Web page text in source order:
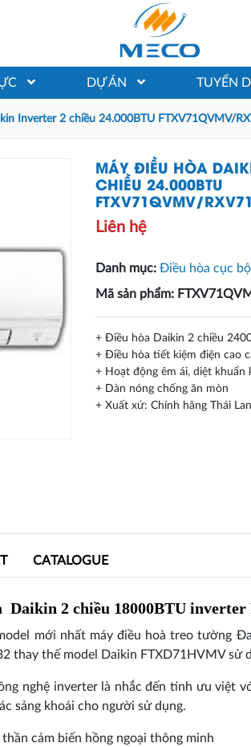
DỰ ÁN TUYỂN
Inverter 2 chiều 24.000BTU FTXV71QVMV/
MÁY ĐIỀU HÒA
CHIỀU 24.000BTU
FTXV71QVMV/
Liên hệ
Danh mục: Điều hòa cục bộ
Mã sản phẩm:
+ Điều hòa Daikin 2 chiều
+ Điều hòa tiết kiệm điện cao
+ Hoạt động êm ái, diệt khuẩn
+ Dàn nóng chống ăn mòn
+ Xuất xứ: Chính hãng Thái Lan
CATALOGUE
Daikin 2 chiều 18000BTU
mới nhất máy điều hoà treo tường
thay thế model Daikin FTXD71HVMV sử
nghệ inverter là nhắc đến tính ưu việt
sảng khoái cho người sử dụng.
cảm biến hồng ngoại thông minh